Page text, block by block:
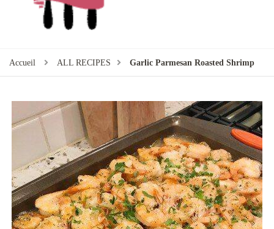
Accueil ALL RECIPES Garlic Parmesan Roasted Shrimp